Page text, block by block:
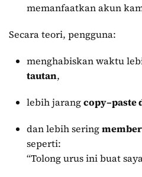
memanfaatkan akun
Secara teori, pengguna:
menghabiskan waktu
tautan,
lebih jarangcopy–paste
dan lebih sering
seperti:
“Tolong urus ini buat